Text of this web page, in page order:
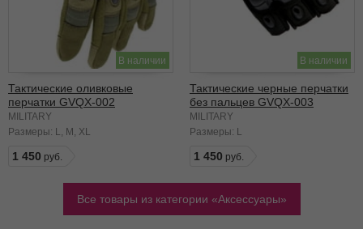
В наличии
Тактические оливковые
перчатки GVQX-002
MILITARY
Размеры: L M XL
1 450
В наличии
Тактические черные перчатки
без пальцев GVQX-003
MILITARY
Размеры: L
1 450
Все товары из категории Аксессуары